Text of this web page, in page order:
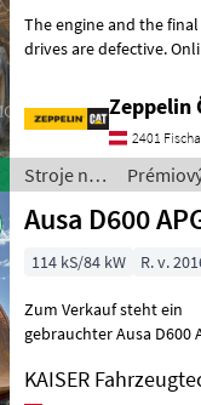
The engine and the final
drives are defective. Online
stavbu SklápacieZeppelin
2401
Stroje na
stavbu /
CAT
Ausa D600
114 kS/84 kW R. v.
Zum Verkauf steht ein
gebrauchter Ausa D600
Kabine mit Heizung
KAISER